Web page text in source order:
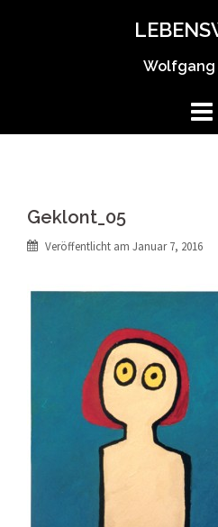
Wolfgang
Geklont_05
Veröffentlicht am Januar 7, 2016